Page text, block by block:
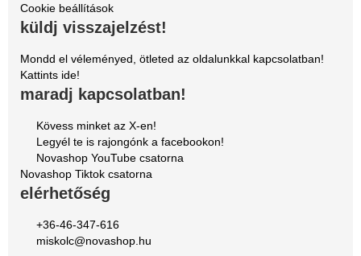
Cookie beállítások
küldj visszajelzést!
Mondd el véleményed, ötleted az oldalunkkal kapcsolatban!
Kattints ide!
maradj kapcsolatban!
Kövess minket az X-en!
Legyél te is rajongónk a facebookon!
Novashop YouTube csatorna
Novashop Tiktok csatorna
elérhetőség
+36-46-347-616
miskolc@novashop.hu